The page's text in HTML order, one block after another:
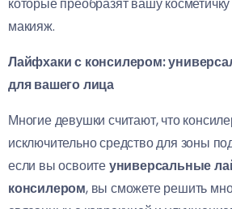
макияж.
Лайфхаки с консилером:
для вашего лица
Многие девушки считают, что
исключительно средство для зоны
если вы освоитеуниверсальные
консилером, вы сможете решить